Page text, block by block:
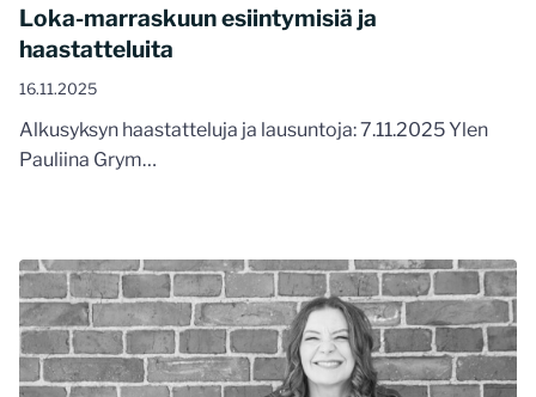
Loka-marraskuun esiintymisiä ja
haastatteluita
16.11.2025
Alkusyksyn haastatteluja ja lausuntoja: 7.11.2025 Ylen
Pauliina Grym…